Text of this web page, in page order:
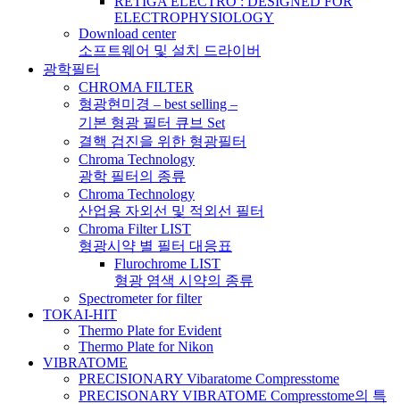
ELECTROPHYSIOLOGY
Download center
소프트웨어 및 설치 드라이버
광학필터
CHROMA FILTER
형광현미경 – best selling –
기본 형광 필터 큐브 Set
결핵 검진을 위한 형광필터
Chroma Technology
광학 필터의 종류
Chroma Technology
산업용 자외선 및 적외선 필터
Chroma Filter LIST
형광시약 별 필터 대응표
Flurochrome LIST
형광 염색 시약의 종류
Spectrometer for filter
TOKAI-HIT
Thermo Plate for Evident
Thermo Plate for Nikon
VIBRATOME
PRECISIONARY Vibaratome Compresstome
PRECISONARY VIBRATOME Compresstome의 특